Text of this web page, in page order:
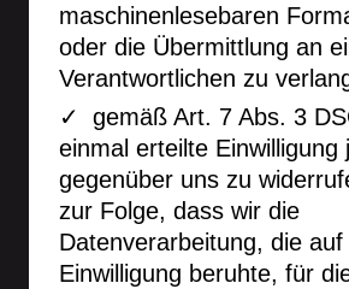
maschinenlesebaren
oder die Übermittlung an
Verantwortlichen zu
gemäß Art. 7 Abs. 3
einmal erteilte Einwilligung
gegenüber uns zu
zur Folge, dass wir die
Datenverarbeitung, die
Einwilligung beruhte, für